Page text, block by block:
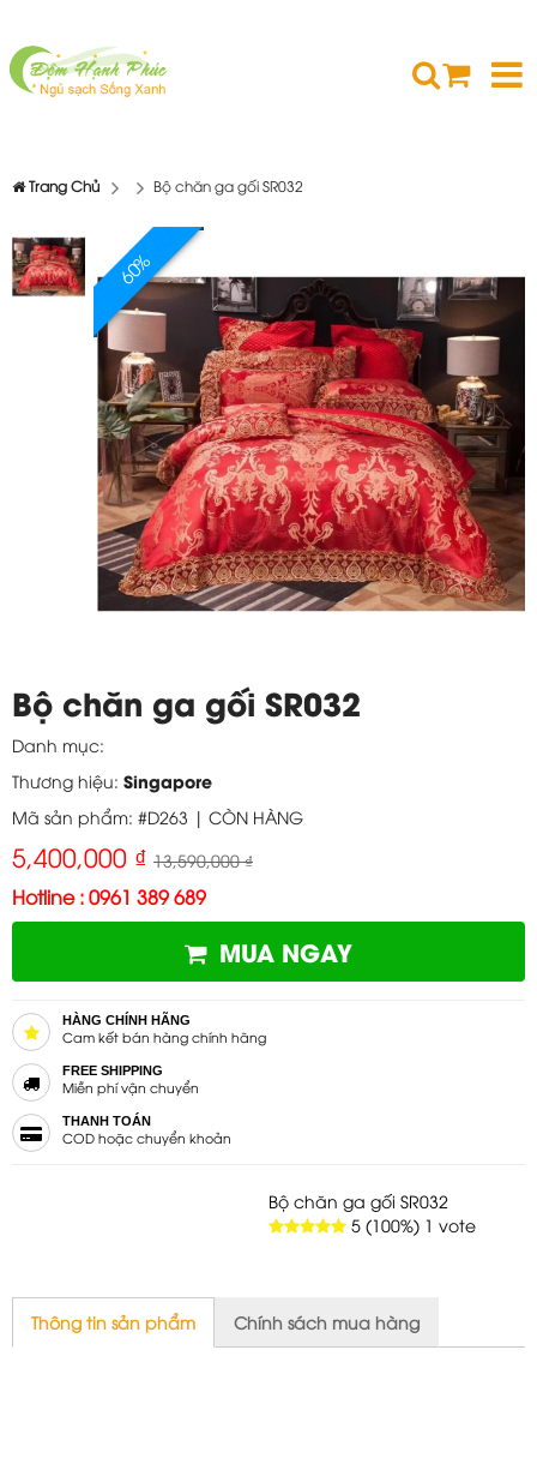
Trang Chủ Bộ chăn ga gối SR032
60%
Bộ chăn ga gối SR032
Danh mục:
Thương hiệu: Singapore
Mã sản phẩm: #D263 | CÒN HÀNG
5,400,000 ₫ 13,590,000 ₫
Hotline : 0961 389 689
MUA NGAY
HÀNG CHÍNH HÃNG
Cam kết bán hàng chính hãng
FREE SHIPPING
Miễn phí vận chuyển
THANH TOÁN
COD hoặc chuyển khoản
Bộ chăn ga gối SR032
5 (100%) 1 vote
Thông tin sản phẩm Chính sách mua hàng